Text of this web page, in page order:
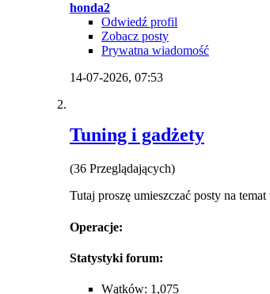
honda2
Odwiedź profil
Zobacz posty
Prywatna wiadomość
14-07-2026, 07:53
Tuning i gadżety
(36 Przeglądających)
Tutaj proszę umieszczać posty na
Operacje:
Statystyki forum:
Wątków: 1,075